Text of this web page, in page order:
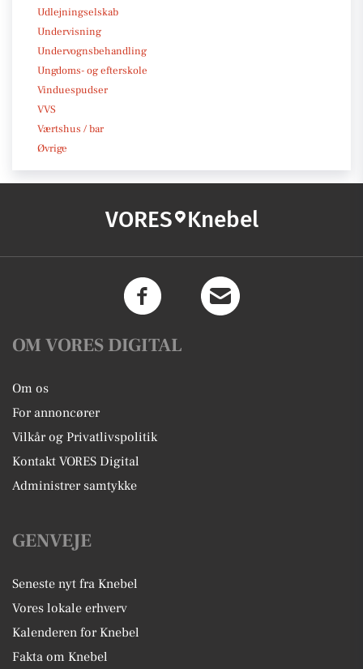
Udlejningselskab
Undervisning
Undervognsbehandling
Ungdoms- og efterskole
Vinduespudser
VVS
Værtshus / bar
Øvrige
VORES Knebel
OM VORES DIGITAL
Om os
For annoncører
Vilkår og Privatlivspolitik
Kontakt VORES Digital
Administrer samtykke
GENVEJE
Seneste nyt fra Knebel
Vores lokale erhverv
Kalenderen for Knebel
Fakta om Knebel